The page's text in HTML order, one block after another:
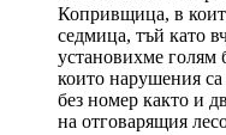
Копривщица, в
седмица, тъй като
установихме голям
които нарушения
без номер както и
на отговарящия